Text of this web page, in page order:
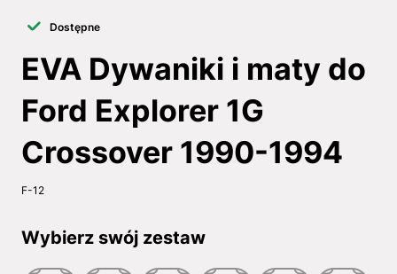
Dostępne
EVA Dywaniki i maty do
Ford Explorer 1G
Crossover 1990-1994
F-12
Wybierz swój zestaw